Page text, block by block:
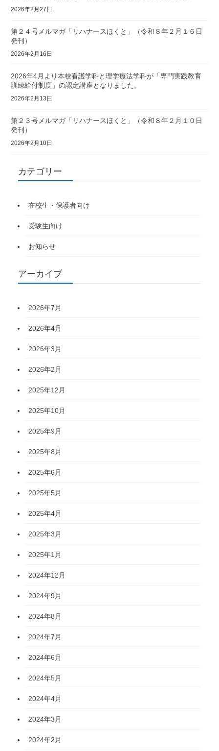
2026年2月27日
第２４号メルマガ「リハナースほくと」（令和８年２月１６日
発刊）
2026年2月16日
2026年4月より本校看護学科と理学療法学科が「専門実践教育
訓練給付制度」の認定講座となりました。
2026年2月13日
第２３号メルマガ「リハナースほくと」（令和８年２月１０日
発刊）
2026年2月10日
カテゴリー
在校生・保護者向け
受験生向け
お知らせ
アーカイブ
2026年7月
2026年4月
2026年3月
2026年2月
2025年12月
2025年10月
2025年9月
2025年8月
2025年6月
2025年5月
2025年4月
2025年3月
2025年1月
2024年12月
2024年9月
2024年8月
2024年7月
2024年6月
2024年5月
2024年4月
2024年3月
2024年2月